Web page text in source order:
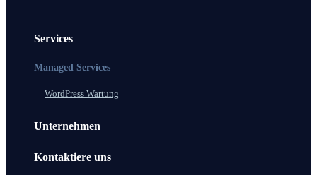
Services
Managed Services
WordPress Wartung
Unternehmen
Kontaktiere uns